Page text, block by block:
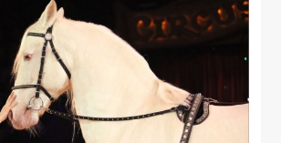
–
Groß
und